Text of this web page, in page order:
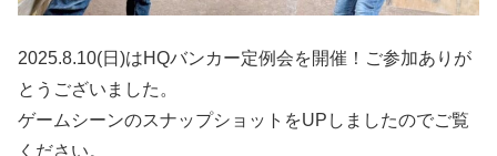
2025.8.10(日)はHQバンカー定例会を開催！ご参加ありが
とうございました。
ゲームシーンのスナップショットをUPしましたのでご覧
ください。